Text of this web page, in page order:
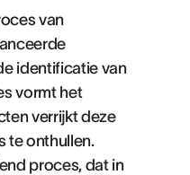
van
identificatie van
vormt het
verrijkt deze
te onthullen.
proces, dat in